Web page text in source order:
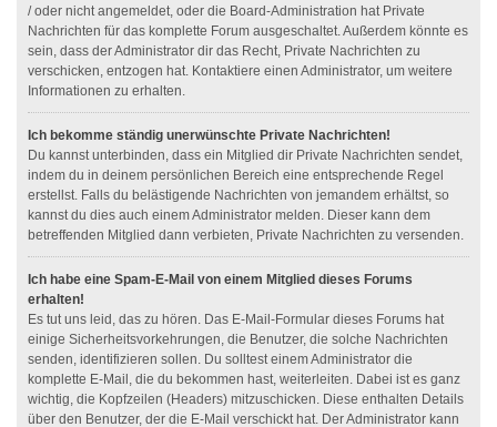
/ oder nicht angemeldet, oder die Board-Administration hat Private
Nachrichten für das komplette Forum ausgeschaltet. Außerdem könnte es
sein, dass der Administrator dir das Recht, Private Nachrichten zu
verschicken, entzogen hat. Kontaktiere einen Administrator, um weitere
Informationen zu erhalten.
Ich bekomme ständig unerwünschte Private Nachrichten!
Du kannst unterbinden, dass ein Mitglied dir Private Nachrichten sendet,
indem du in deinem persönlichen Bereich eine entsprechende Regel
erstellst. Falls du belästigende Nachrichten von jemandem erhältst, so
kannst du dies auch einem Administrator melden. Dieser kann dem
betreffenden Mitglied dann verbieten, Private Nachrichten zu versenden.
Ich habe eine Spam-E-Mail von einem Mitglied dieses Forums
erhalten!
Es tut uns leid, das zu hören. Das E-Mail-Formular dieses Forums hat
einige Sicherheitsvorkehrungen, die Benutzer, die solche Nachrichten
senden, identifizieren sollen. Du solltest einem Administrator die
komplette E-Mail, die du bekommen hast, weiterleiten. Dabei ist es ganz
wichtig, die Kopfzeilen (Headers) mitzuschicken. Diese enthalten Details
über den Benutzer, der die E-Mail verschickt hat. Der Administrator kann